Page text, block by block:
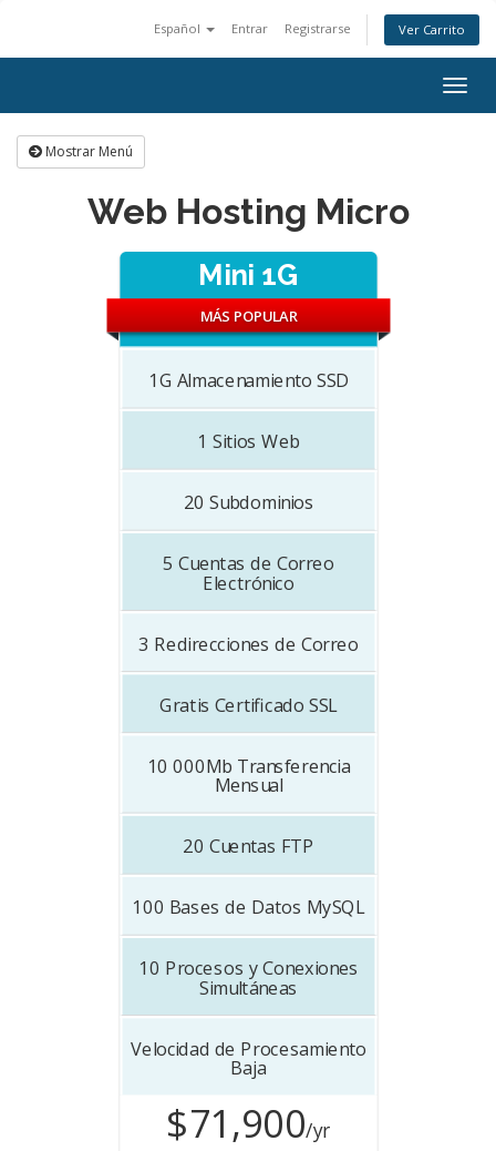
Español Entrar Registrarse Ver Carrito
Mostrar Menú
Web Hosting Micro
Mini 1G
MÁS POPULAR
1G Almacenamiento SSD
1 Sitios Web
20 Subdominios
5 Cuentas de Correo
Electrónico
3 Redirecciones de Correo
Gratis Certificado SSL
10 000MbTransferencia
Mensual
20 Cuentas FTP
100 Bases de Datos MySQL
10 Procesos y Conexiones
Simultáneas
Velocidad de Procesamiento
Baja
$71,900/yr